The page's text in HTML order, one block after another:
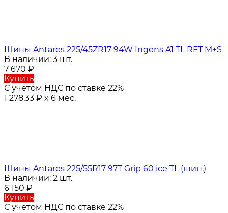
Шины Antares 225/45ZR17 94W Ingens A1 TL RFT M+S
В наличии: 3 шт.
7 670 ₽
Купить
С учётом НДС по ставке 22%
1 278,33 ₽ x 6 мес.
Шины Antares 225/55R17 97T Grip 60 ice TL (шип.)
В наличии: 2 шт.
6 150 ₽
Купить
С учётом НДС по ставке 22%